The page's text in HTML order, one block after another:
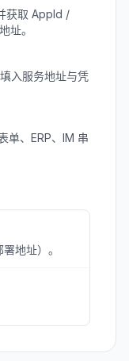
获取 AppId /
址。
入服务地址与凭
单、ERP、IM 串
地址）。